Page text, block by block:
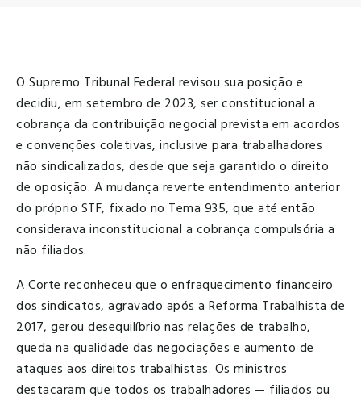
O Supremo Tribunal Federal revisou sua posição e
decidiu, em setembro de 2023, ser constitucional a
cobrança da contribuição negocial prevista em acordos
e convenções coletivas, inclusive para trabalhadores
não sindicalizados, desde que seja garantido o direito
de oposição. A mudança reverte entendimento anterior
do próprio STF, fixado no Tema 935, que até então
considerava inconstitucional a cobrança compulsória a
não filiados.
A Corte reconheceu que o enfraquecimento financeiro
dos sindicatos, agravado após a Reforma Trabalhista de
2017, gerou desequilíbrio nas relações de trabalho,
queda na qualidade das negociações e aumento de
ataques aos direitos trabalhistas. Os ministros
destacaram que todos os trabalhadores — filiados ou